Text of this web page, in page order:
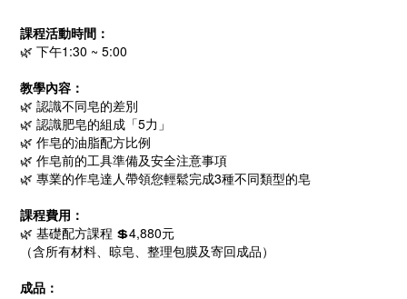
課程活動時間：
🌿 下午1:30 ~ 5:00
教學內容：
🌿 認識不同皂的差別
🌿 認識肥皂的組成「5力」
🌿 作皂的油脂配方比例
🌿 作皂前的工具準備及安全注意事項
🌿 專業的作皂達人帶領您輕鬆完成3種不同類型的皂
課程費用：
🌿 基礎配方課程 💲4,880元
（含所有材料、晾皂、整理包膜及寄回成品）
成品：